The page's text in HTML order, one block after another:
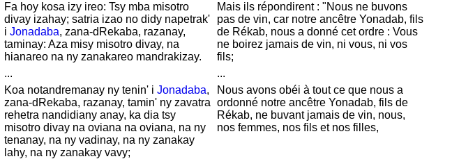
Fa hoy kosa izy ireo: Tsy mba misotro
divay izahay; satria izao no didy napetrak'
i Jonadaba, zana-dRekaba, razanay,
taminay: Aza misy misotro divay, na
hianareo na ny zanakareo mandrakizay.
Mais ils répondirent : "Nous ne buvons
pas de vin, car notre ancêtre Yonadab, fils
de Rékab, nous a donné cet ordre : Vous
ne boirez jamais de vin, ni vous, ni vos
fils;
... ...
Koa notandremanay ny tenin' i Jonadaba,
zana-dRekaba, razanay, tamin' ny zavatra
rehetra nandidiany anay, ka dia tsy
misotro divay na oviana na oviana, na ny
tenanay, na ny vadinay, na ny zanakay
lahy, na ny zanakay vavy;
Nous avons obéi à tout ce que nous a
ordonné notre ancêtre Yonadab, fils de
Rékab, ne buvant jamais de vin, nous,
nos femmes, nos fils et nos filles,